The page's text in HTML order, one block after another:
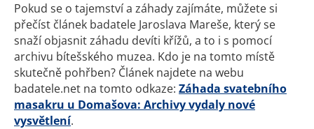
Pokud se o tajemství a záhady zajímáte, můžete si
přečíst článek badatele Jaroslava Mareše, který se
snaží objasnit záhadu devíti křížů, a to i s pomocí
archivu bítešského muzea. Kdo je na tomto místě
skutečně pohřben? Článek najdete na webu
badatele.net na tomto odkaze: Záhada svatebního
masakru u Domašova: Archivy vydaly nové
vysvětlení.